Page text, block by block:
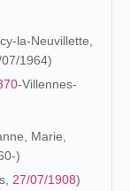
la-Neuvillette,
1964)
-Villennes-
Marie,
)
27/07/1908)